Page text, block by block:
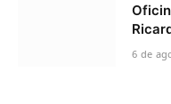
6 de